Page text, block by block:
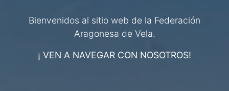
Bienvenidos al sitio web de la Federación
Aragonesa de Vela.
¡ VEN A NAVEGAR CON NOSOTROS!